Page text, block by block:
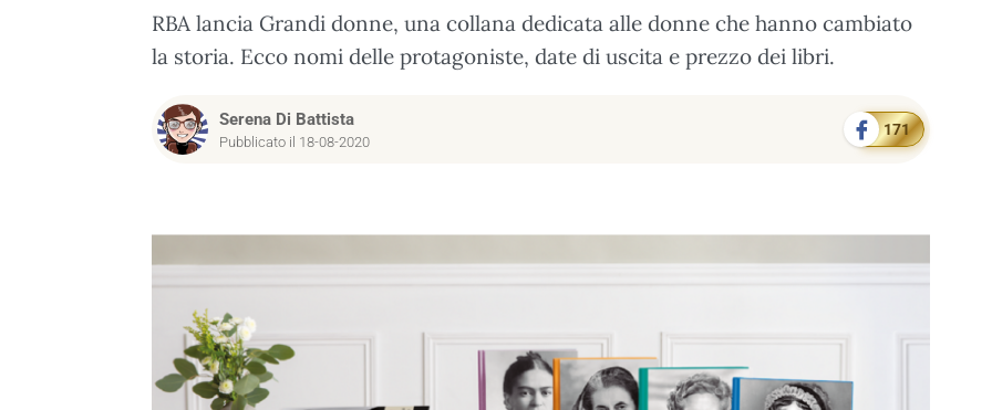
RBA lancia Grandi donne, una collana dedicata alle donne che hanno cambiato
la storia. Ecco nomi delle protagoniste, date di uscita e prezzo dei libri.
Serena Di Battista
Pubblicato il 18-08-2020
171